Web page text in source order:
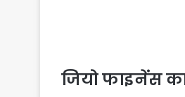
जियो फाइनेंस